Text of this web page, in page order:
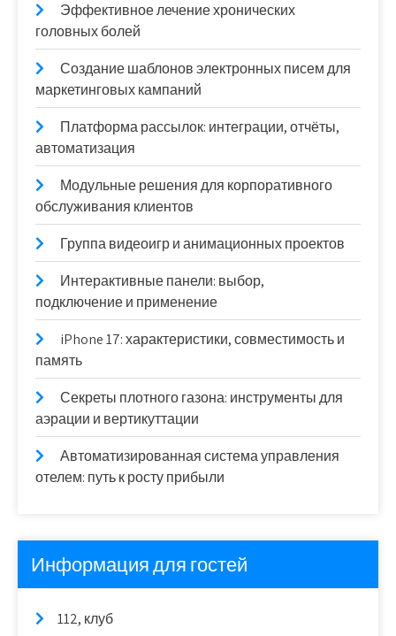
Эффективное лечение хронических
головных болей
Создание шаблонов электронных писем для
маркетинговых кампаний
Платформа рассылок: интеграции, отчёты,
автоматизация
Модульные решения для корпоративного
обслуживания клиентов
Группа видеоигр и анимационных проектов
Интерактивные панели: выбор,
подключение и применение
iPhone 17: характеристики, совместимость и
память
Секреты плотного газона: инструменты для
аэрации и вертикуттации
Автоматизированная система управления
отелем: путь к росту прибыли
Информация для гостей
112, клуб